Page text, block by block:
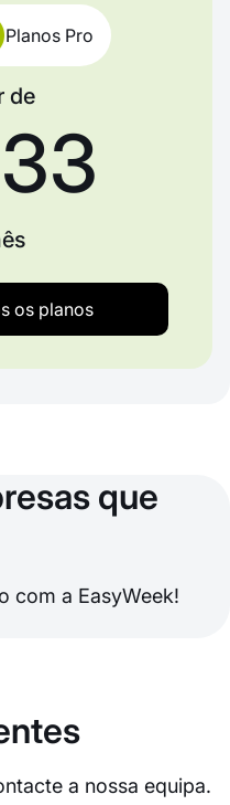
Planos Pro
de
os planos
que
com a EasyWeek!
a nossa equipa.